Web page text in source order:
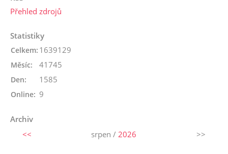
Přehled zdrojů
Statistiky
Online: 9
Celkem: 1639129
Měsíc: 41745
Den: 1585
Archiv
<<
srpen / 2026 >>